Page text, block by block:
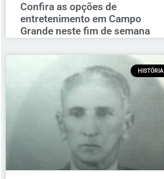
Confira as opções de
entretenimento em Campo
Grande neste fim de semana
HISTÓRIA